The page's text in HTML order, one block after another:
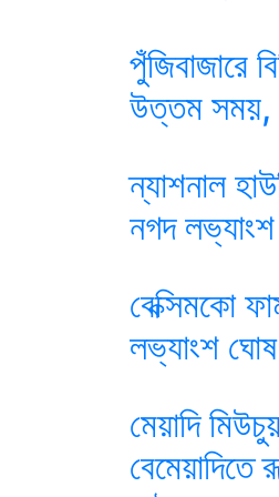
পুঁজিবাজারে
উত্তম সময়,
ন্যাশনাল
নগদ
বেক্সিমকো
লভ্যাংশ
মেয়াদি